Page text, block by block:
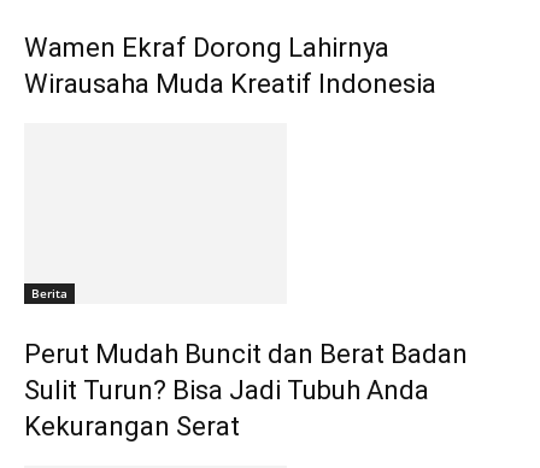
Wamen Ekraf Dorong Lahirnya
Wirausaha Muda Kreatif Indonesia
Berita
Perut Mudah Buncit dan Berat Badan
Sulit Turun? Bisa Jadi Tubuh Anda
Kekurangan Serat